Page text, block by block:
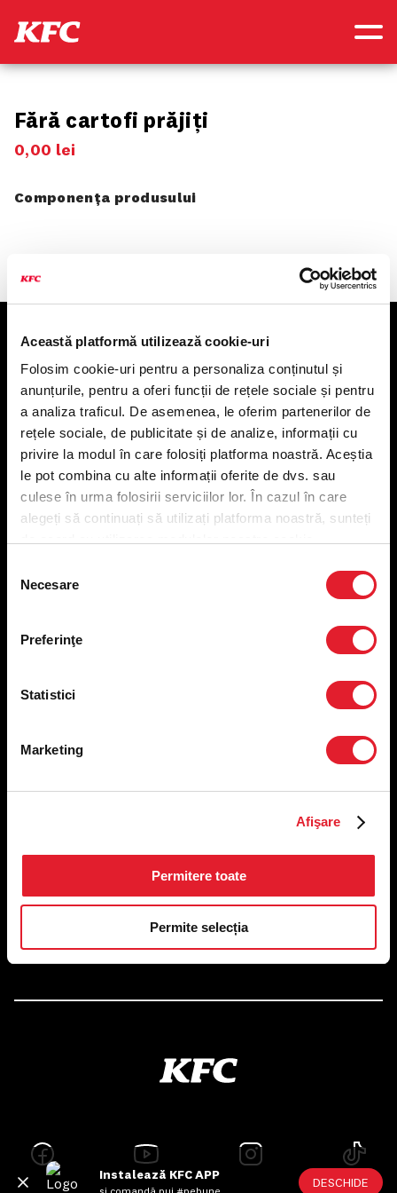
Această platformă utilizează cookie-uri
Folosim cookie-uri pentru a personaliza conținutul și
anunțurile, pentru a oferi funcții de rețele sociale și pentru
a analiza traficul. De asemenea, le oferim partenerilor de
rețele sociale, de publicitate și de analize, informații cu
privire la modul în care folosiți platforma noastră. Aceștia
le pot combina cu alte informații oferite de dvs. sau
culese în urma folosirii serviciilor lor. În cazul în care
alegeți să continuați să utilizați platforma noastră, sunteți
consimțământului
Necesare
Preferinţe
Statistici
Marketing
Afişare
Permitere toate
Permite selecția
Instalează KFC APP DESCHIDE
Fără cartofi prăjiți
0,00 lei
Componența produsului
KFC
Meniu livrare
Meniu ridicare
Nutriționale și Alergeni
Abonare Newsletter
Contact
Utile
Termeni și condiții
Politica de confidențialitate
Condiții de desfășurare „Descarcă KFC APP”
ANPC
RO6645790, J40/24660/1994, Rev. Caen (2) 5610 -
Puncte de lucru